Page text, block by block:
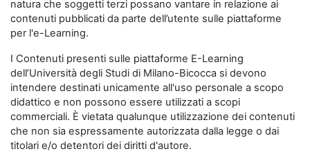
natura che soggetti terzi possano vantare in relazione ai
contenuti pubblicati da parte dell’utente sulle piattaforme
per l'e-Learning.
I Contenuti presenti sulle piattaforme E-Learning
dell’Università degli Studi di Milano-Bicocca si devono
intendere destinati unicamente all'uso personale a scopo
didattico e non possono essere utilizzati a scopi
commerciali. È vietata qualunque utilizzazione dei contenuti
che non sia espressamente autorizzata dalla legge o dai
titolari e/o detentori dei diritti d'autore.